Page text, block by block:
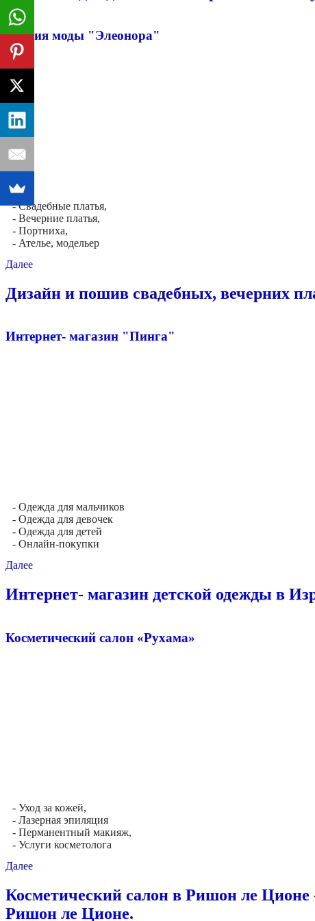
Студия моды "Элеонора"
- Свадебные платья,
- Вечерние платья,
- Портниха,
- Ателье, модельер
Далее
Дизайн и пошив свадебных, вечерних
Интернет- магазин "Пинга"
- Одежда для мальчиков
- Одежда для девочек
- Одежда для детей
- Онлайн-покупки
Далее
Интернет- магазин детской одежды в
Косметический салон «Рухама»
- Уход за кожей,
- Лазерная эпиляция
- Перманентный макияж,
- Услуги косметолога
Далее
Косметический салон в Ришон ле
Ришон ле Ционе.